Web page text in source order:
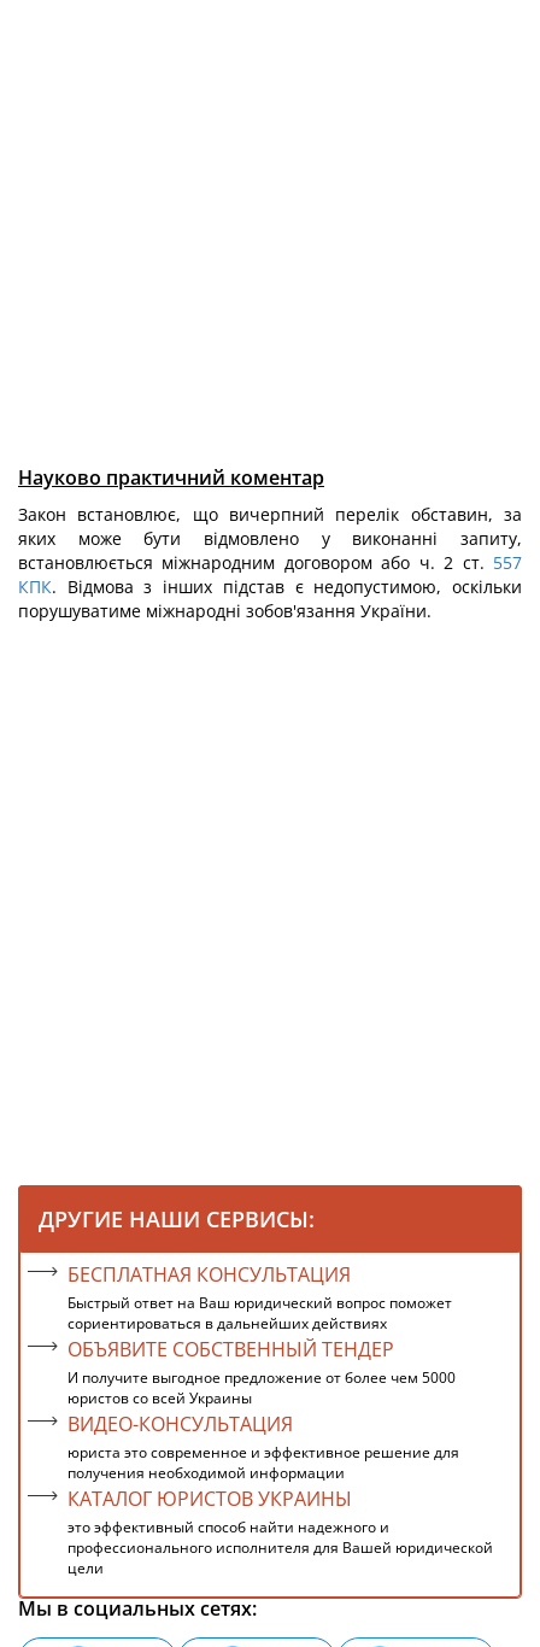
Науково практичний коментар
Закон встановлює, що вичерпний перелік обставин, за
яких може бути відмовлено у виконанні запиту,
встановлюється міжнародним договором або ч. 2 ст. 557
КПК. Відмова з інших підстав є недопустимою, оскільки
порушуватиме міжнародні зобов'язання України.
ДРУГИЕ НАШИ СЕРВИСЫ:
БЕСПЛАТНАЯ КОНСУЛЬТАЦИЯ
Быстрый ответ на Ваш юридический вопрос поможет
сориентироваться в дальнейших действиях
ОБЪЯВИТЕ СОБСТВЕННЫЙ ТЕНДЕР
И получите выгодное предложение от более чем 5000
юристов со всей Украины
ВИДЕО-КОНСУЛЬТАЦИЯ
юриста это современное и эффективное решение для
получения необходимой информации
КАТАЛОГ ЮРИСТОВ УКРАИНЫ
это эффективный способ найти надежного и
профессионального исполнителя для Вашей юридической
цели
Мы в социальных сетях: